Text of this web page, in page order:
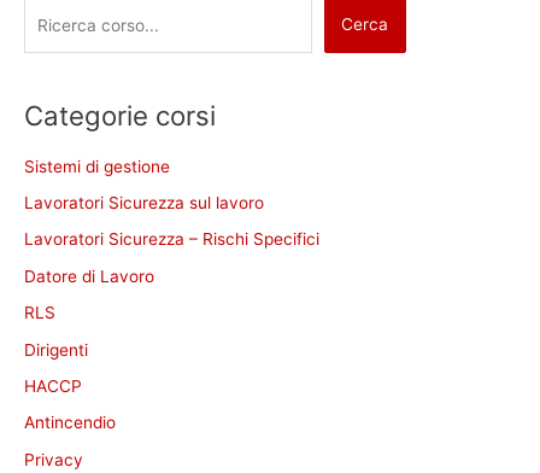
Cerca
Categorie corsi
Sistemi di gestione
Lavoratori Sicurezza sul lavoro
Lavoratori Sicurezza – Rischi Specifici
Datore di Lavoro
RLS
Dirigenti
HACCP
Antincendio
Privacy